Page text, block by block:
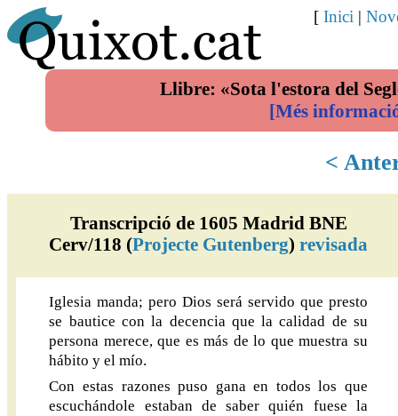
Llibre: «Sota l'estora del
[Més
[ Inici |
<
Transcripció de 1605 Madrid BNE
Cerv/118 (Projecte Gutenberg)revisada
Iglesia manda; pero Dios será servido que presto
se bautice con la decencia que la calidad de su
persona merece, que es más de lo que muestra su
hábito y el mío.
Con estas razones puso gana en todos los que
escuchándole estaban de saber quién fuese la